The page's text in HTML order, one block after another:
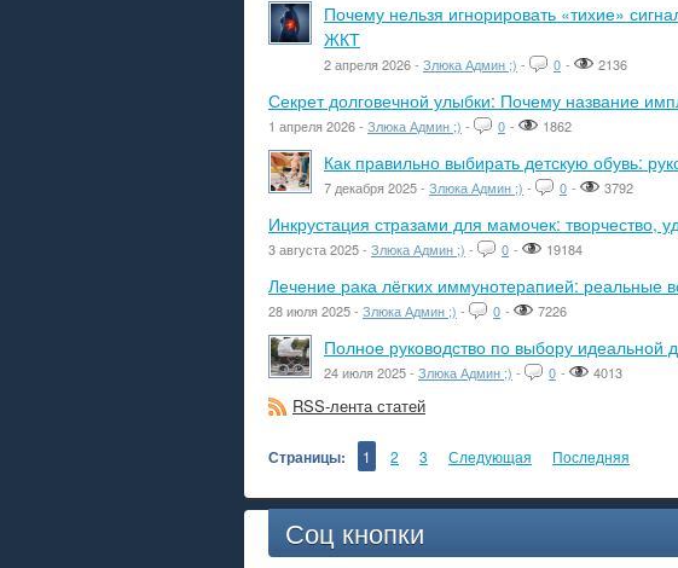
Почему нельзя игнорировать «тихие»
ЖКТ
2 апреля 2026 - Злюка Админ ;) - 0 - 2136
Секрет долговечной улыбки: Почему название
1 апреля 2026 - Злюка Админ ;) - 0 - 1862
Как правильно выбирать детскую обувь:
7 декабря 2025 - Злюка Админ ;) - 0 - 3792
Инкрустация стразами для мамочек: творчество,
3 августа 2025 - Злюка Админ ;) - 0 - 19184
Лечение рака лёгких иммунотерапией: реальные
28 июля 2025 - Злюка Админ ;) - 0 - 7226
Полное руководство по выбору идеальной
24 июля 2025 - Злюка Админ ;) - 0 - 4013
RSS-лента статей
Страницы: 1 2 3 Следующая Последняя
Соц кнопки